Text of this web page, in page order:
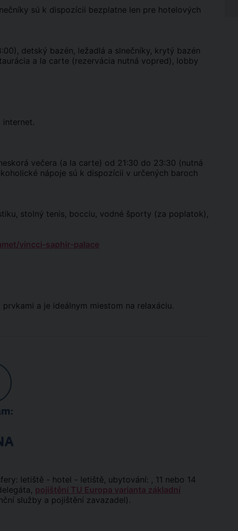
sú k dispozícii bezplatne len pre hotelových
detský bazén, ležadlá a slnečníky, krytý bazén
a la carte (rezervácia nutná vopred), lobby
internet.
večera (a la carte) od 21:30 do 23:30 (nutná
nápoje sú k dispozícii v určených baroch
stolný tenis, bocciu, vodné športy (za poplatok),
vincci-saphir-palace
a je ideálnym miestom na relaxáciu.
letiště - hotel - letiště, ubytování: , 11 nebo 14
pojištění TU Europa varianta základní
služby a pojištění zavazadel).